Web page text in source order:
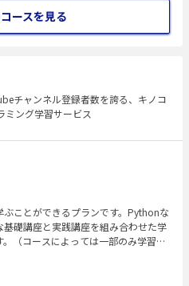
ースを見る
チャンネル登録者数を誇る、キノコ
ミング学習サービス
ことができるプランです。Pythonな
礎講座と実践講座を組み合わせた学
（コースによっては一部のみ学習可